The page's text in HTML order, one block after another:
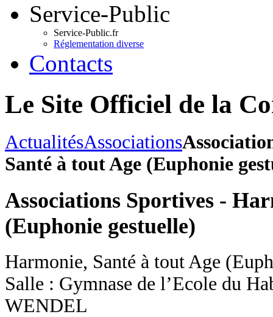
Service-Public
Service-Public.fr
Réglementation diverse
Contacts
Le Site Officiel de la
ActualitésAssociations
Santé à tout Age (Euphonie
Associations Sportives -
(Euphonie gestuelle)
Harmonie, Santé à tout Age
Salle : Gymnase de l’Ecole du
WENDEL